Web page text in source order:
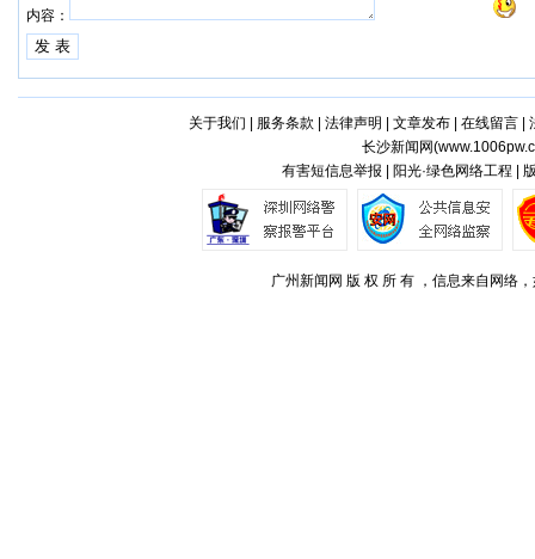
内容：
关于我们 服务条款 法律声明 文章发布| 在线留言|
长沙新闻网(
有害短信息举报 | 阳光·绿色网络工程 |
广州新闻网 版 权 所 有 ，信息来自网络